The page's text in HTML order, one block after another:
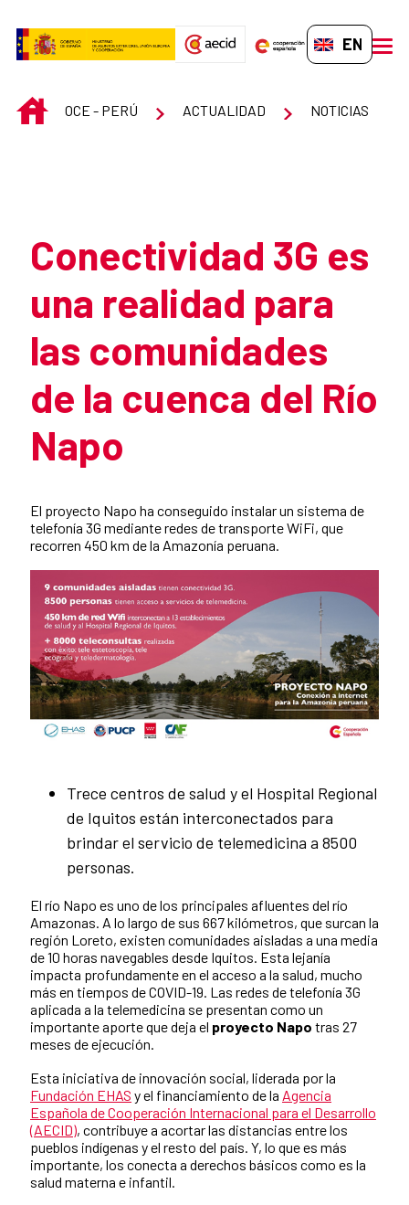
EN-GB
INICIOOCE - PERÚ ACTUALIDAD NOTICIAS
Conectividad 3G es
una realidad para
las comunidades
de la cuenca del Río
Napo
El proyecto Napo ha conseguido instalar un sistema de
telefonía 3G mediante redes de transporte WiFi, que
recorren 450 km de la Amazonía peruana.
News content
Trece centros de salud y el Hospital Regional
de Iquitos están interconectados para
brindar el servicio de telemedicina a 8500
personas.
El río Napo es uno de los principales afluentes del río
Amazonas. A lo largo de sus 667 kilómetros, que surcan la
región Loreto, existen comunidades aisladas a una media
de 10 horas navegables desde Iquitos. Esta lejanía
impacta profundamente en el acceso a la salud, mucho
más en tiempos de COVID-19. Las redes de telefonía 3G
aplicada a la telemedicina se presentan como un
importante aporte que deja el proyecto Napo tras 27
meses de ejecución.
Esta iniciativa de innovación social, liderada por la
Fundación EHAS y el financiamiento de la Agencia
Española de Cooperación Internacional para el Desarrollo
(AECID), contribuye a acortar las distancias entre los
pueblos indígenas y el resto del país. Y, lo que es más
importante, los conecta a derechos básicos como es la
salud materna e infantil.